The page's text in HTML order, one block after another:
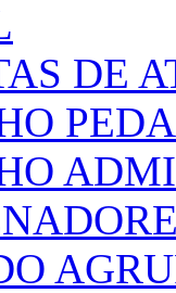
DE